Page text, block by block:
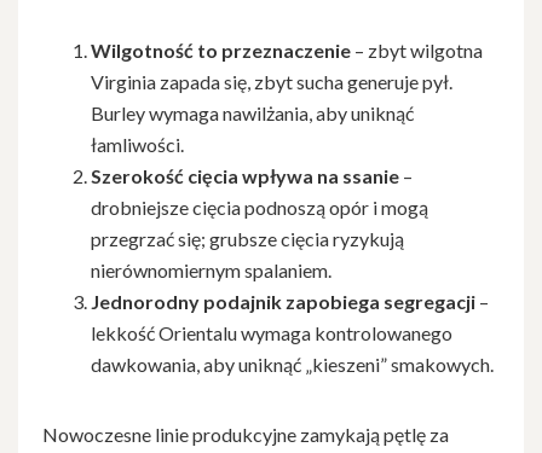
Wilgotność to przeznaczenie – zbyt wilgotna
Virginia zapada się, zbyt sucha generuje pył.
Burley wymaga nawilżania, aby uniknąć
łamliwości.
Szerokość cięcia wpływa na ssanie –
drobniejsze cięcia podnoszą opór i mogą
przegrzać się; grubsze cięcia ryzykują
nierównomiernym spalaniem.
Jednorodny podajnik zapobiega segregacji –
lekkość Orientalu wymaga kontrolowanego
dawkowania, aby uniknąć „kieszeni” smakowych.
Nowoczesne linie produkcyjne zamykają pętlę za